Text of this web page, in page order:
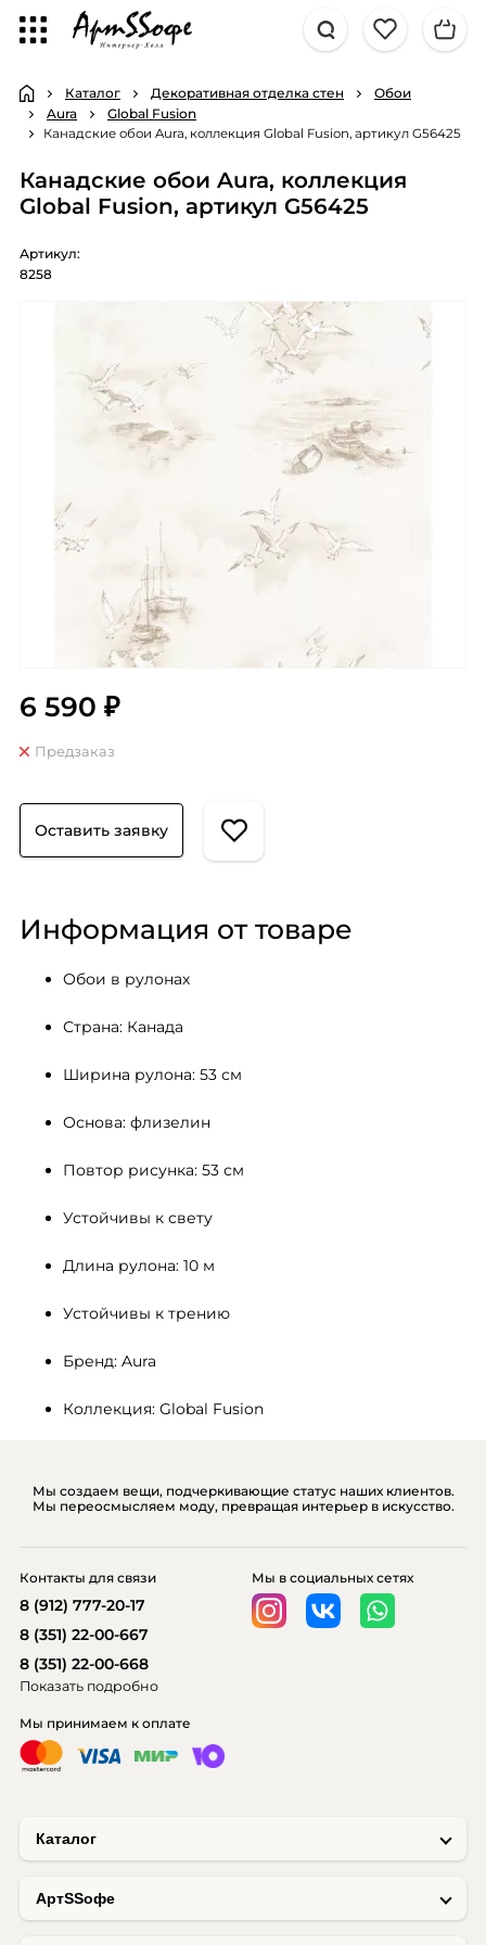
Каталог Декоративная отделка стен
Обои
Aura
Global Fusion
Канадские обои Aura, коллекция Global Fusion, артикул G56425
Канадские обои Aura, коллекция
Global Fusion, артикул G56425
Артикул:
8258
6 590 ₽
Предзаказ
Оставить заявку
Информация от товаре
Обои в рулонах
Страна: Канада
Ширина рулона: 53 см
Основа: флизелин
Повтор рисунка: 53 см
Устойчивы к свету
Длина рулона: 10 м
Устойчивы к трению
Бренд: Aura
Коллекция: Global Fusion
Мы создаем вещи, подчеркивающие статус наших клиентов.
Мы переосмысляем моду, превращая интерьер в искусство.
Каталог
AртSSофе
Мы принимаем к оплате
Мы в социальных сетях
Контакты для связи
8 (912) 777-20-17
8 (351) 22-00-667
8 (351) 22-00-668
Показать подробно